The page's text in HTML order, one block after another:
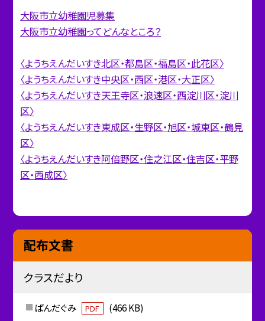
大阪市立幼稚園児募集
大阪市立幼稚園ってどんなところ？
〈ようちえんだいすき北区・都島区・福島区・此花区〉
〈ようちえんだいすき中央区・西区・港区・大正区〉
〈ようちえんだいすき天王寺区・浪速区・西淀川区・淀川
区〉
〈ようちえんだいすき東成区・生野区・旭区・城東区・鶴見
区〉
〈ようちえんだいすき阿倍野区・住之江区・住吉区・平野
区・西成区〉
配布文書
クラスだより
ぱんだぐみ PDF
(466 KB)